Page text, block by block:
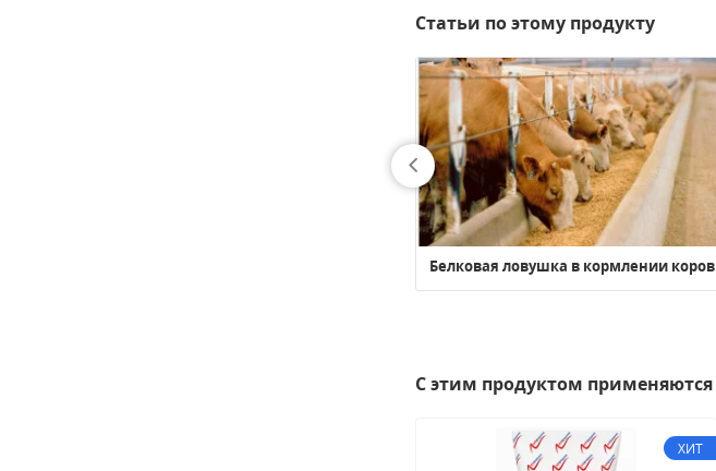
Статьи по этому продукту
Белковая ловушка в кормлении коров
С этим продуктом применяются
ХИТ